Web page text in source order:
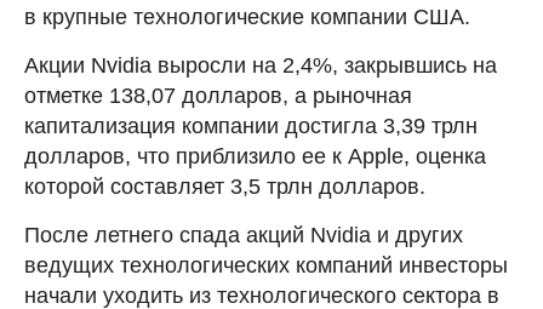
в крупные технологические компании США.
Акции Nvidia выросли на 2,4%, закрывшись на
отметке 138,07 долларов, а рыночная
капитализация компании достигла 3,39 трлн
долларов, что приблизило ее к Apple, оценка
которой составляет 3,5 трлн долларов.
После летнего спада акций Nvidia и других
ведущих технологических компаний инвесторы
начали уходить из технологического сектора в